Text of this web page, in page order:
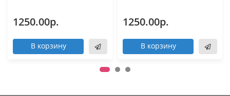
1250.00р.
В корзину
1250.00р.
В корзину